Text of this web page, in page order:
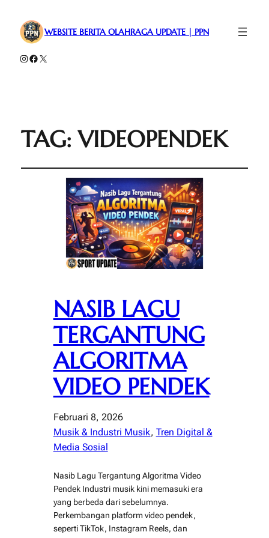
WEBSITE BERITA OLAHRAGA UPDATE | PPN
Instagram
Facebook
X
TAG:VIDEOPENDEK
NASIB LAGU
TERGANTUNG
ALGORITMA
VIDEO PENDEK
Februari 8, 2026
Musik & Industri Musik, Tren Digital &
Media Sosial
Nasib Lagu Tergantung Algoritma Video
Pendek Industri musik kini memasuki era
yang berbeda dari sebelumnya.
Perkembangan platform video pendek,
seperti TikTok, Instagram Reels, dan